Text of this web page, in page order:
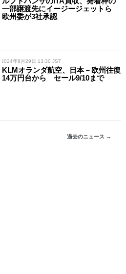
一部譲渡先にイージージェットら
欧州委が3社承認
/ 2024年8月29日 13:30 JST
KLMオランダ航空、日本－欧州往復
14万円台から セール9/10まで
過去のニュース →